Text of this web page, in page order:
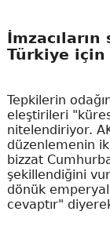
Türkiye
Tepkilerin
eleştirileri
nitelendiriyor.
düzenlemenin
bizzat
şekillendiğini
dönük
cevaptır"